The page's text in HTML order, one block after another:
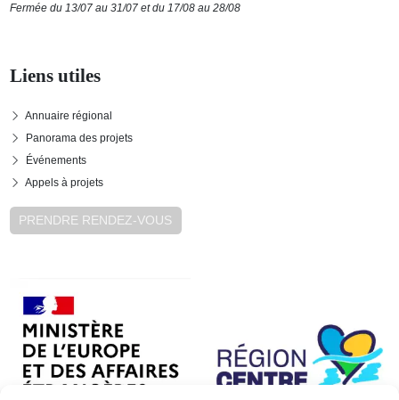
Fermée du 13/07 au 31/07 et du 17/08 au 28/08
Liens utiles
Annuaire régional
Panorama des projets
Événements
Appels à projets
PRENDRE RENDEZ-VOUS